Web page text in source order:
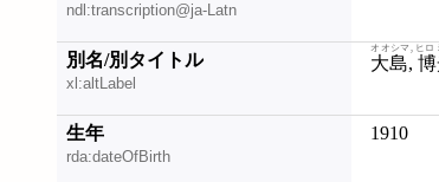
ndl:transcription@ja-Latn
別名/別タイトル
xl:altLabel
大島,
オオシマ, ヒロ
生年
rda:dateOfBirth
1910